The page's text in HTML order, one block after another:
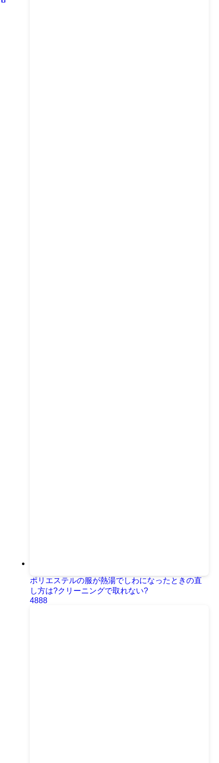
ポリエステルの服が熱湯でしわになったときの直
し方は?クリーニングで取れない?
4888